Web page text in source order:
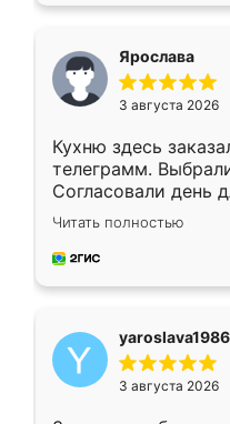
Ярослава
3 августа 2026
Кухню здесь
телеграмм.
Согласовали день
недели кухня была
довольны работой.
мебель за
Читать полностью
yaroslava1986
3 августа 2026